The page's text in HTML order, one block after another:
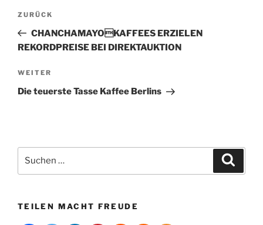
e
r
n
t
i
Beitragsnavigation
Vorheriger
Beitrag
ZURÜCK
CHANCHAMAYOKAFFEES ERZIELEN
REKORDPREISE BEI DIREKTAUKTION
Nächster
Beitrag
WEITER
Die teuerste Tasse Kaffee Berlins
nach:
TEILEN MACHT FREUDE